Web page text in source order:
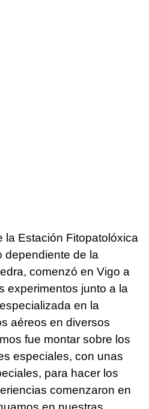
la Estación Fitopatolóxica
dependiente de la
comenzó en Vigo a
experimentos junto a la
en la
aéreos en diversos
fue montar sobre los
especiales, con unas
para hacer los
comenzaron en